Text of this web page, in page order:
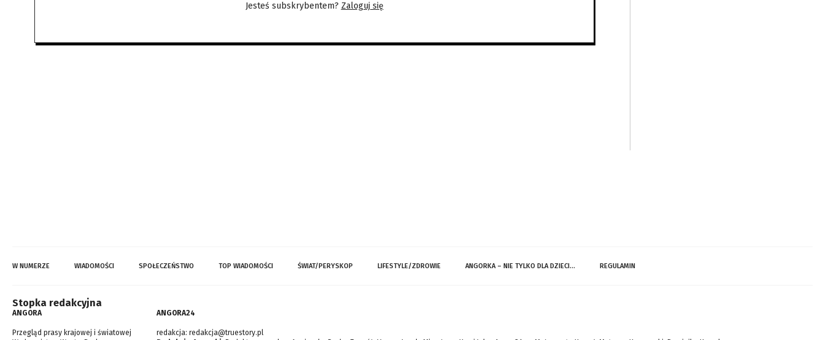
Jesteś subskrybentem? Zaloguj się
W NUMERZE WIADOMOŚCI SPOŁECZEŃSTWO TOP WIADOMOŚCI ŚWIAT/PERYSKOP LIFESTYLE/ZDROWIE ANGORKA – NIE TYLKO DLA DZIECI… REGULAMIN
Stopka redakcyjna
ANGORA
Przegląd prasy krajowej i światowej
ANGORA24
redakcja: redakcja@truestory.pl